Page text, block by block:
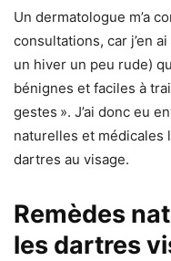
Un dermatologue m’a
consultations, car j’en
un hiver un peu rude)
bénignes et faciles à
gestes ». J’ai donc eu
naturelles et médicales
dartres au visage.
Remèdes
les dartres